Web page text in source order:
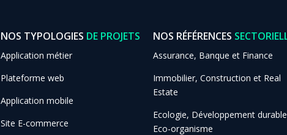
NOS TYPOLOGIES DE PROJETS
Application métier
Plateforme web
Application mobile
Site E-commerce
NOS RÉFÉRENCES
Assurance, Banque et Finance
Immobilier, Construction et Real
Estate
Ecologie, Développement
Eco-organisme